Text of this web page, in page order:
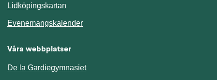
Lidköpingskartan
EvenemangskalenderLänk till annan webbplats.
Våra webbplatser
De la Gardiegymnasiet